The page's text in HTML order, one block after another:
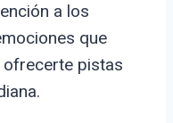
a los
que
ofrecerte pistas